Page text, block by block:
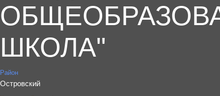
ШКОЛА"
Район
Островский